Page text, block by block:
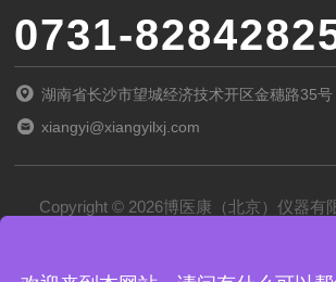
0731-
湖南省长沙市望城经济技术开区金穗路35号
xiangyi@xiangyilxj.com
Copyright © 2026博医康（北京）仪器有